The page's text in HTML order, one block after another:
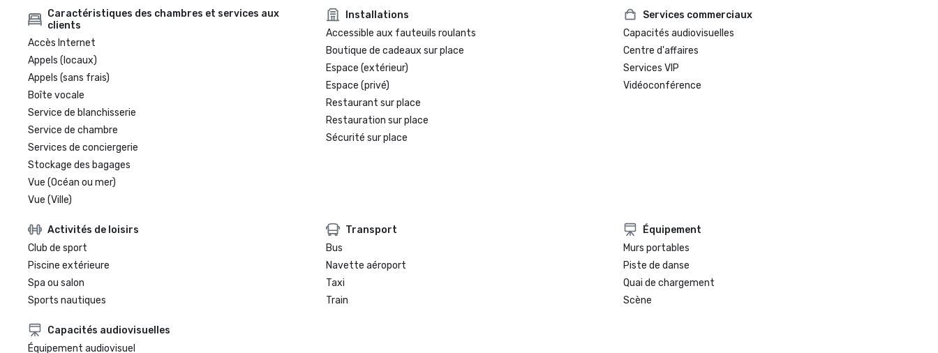
Caractéristiques des chambres et services aux
clients
Accès Internet
Appels (locaux)
Appels (sans frais)
Boîte vocale
Service de blanchisserie
Service de chambre
Services de conciergerie
Stockage des bagages
Vue (Océan ou mer)
Vue (Ville)
Installations
Accessible aux fauteuils roulants
Boutique de cadeaux sur place
Espace (extérieur)
Espace (privé)
Restaurant sur place
Restauration sur place
Sécurité sur place
Services commerciaux
Capacités audiovisuelles
Centre d'affaires
Services VIP
Vidéoconférence
Activités de loisirs
Club de sport
Piscine extérieure
Spa ou salon
Sports nautiques
Transport
Bus
Navette aéroport
Taxi
Train
Équipement
Murs portables
Piste de danse
Quai de chargement
Scène
Capacités audiovisuelles
Équipement audiovisuel